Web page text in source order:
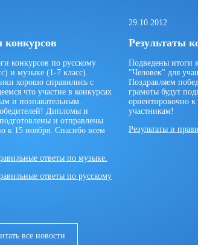
конкурсов
конкурсов по русскому
и музыке (1-7 класс).
хорошо справились с
что участие в конкурсах
и познавательным.
Дипломы и
и отправлены
к 15 ноября. Спасибо всем
ответы по музыке.
ответы по русскому
29.10.2012
Результаты
Подведены итоги
"Человек" для
Поздравляем
грамоты будут
ориентировочно
участникам!
Результаты и
все новости